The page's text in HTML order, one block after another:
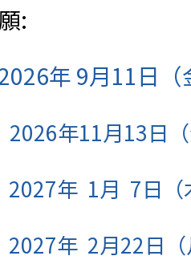
願:
年 9月11日
年11月13日（金
年 1月 7日（木
年 2月22日（月